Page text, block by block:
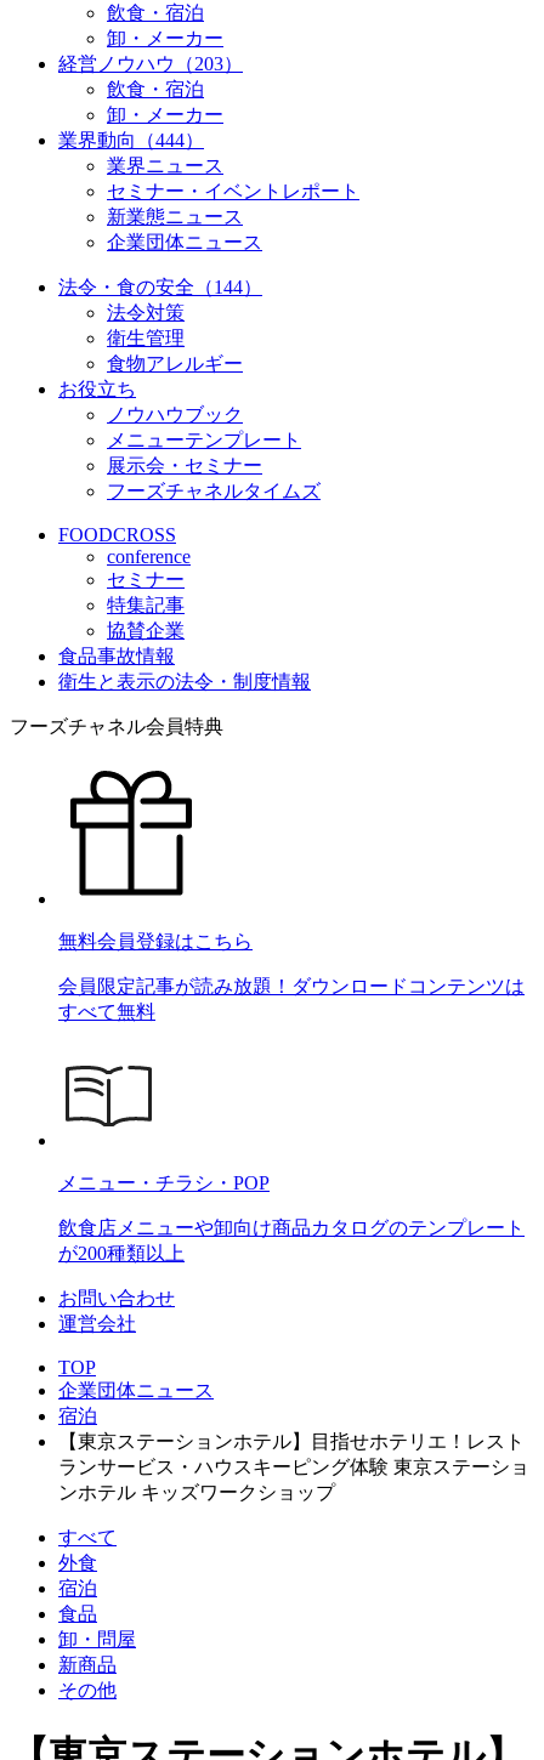
飲食・宿泊
卸・メーカー
経営ノウハウ（203）
飲食・宿泊
卸・メーカー
業界動向（444）
業界ニュース
セミナー・イベントレポート
新業態ニュース
企業団体ニュース
法令・食の安全（144）
法令対策
衛生管理
食物アレルギー
お役立ち
ノウハウブック
メニューテンプレート
展示会・セミナー
フーズチャネルタイムズ
FOODCROSS
conference
セミナー
特集記事
協賛企業
食品事故情報
衛生と表示の法令・制度情報
フーズチャネル会員特典
無料会員登録はこちら
会員限定記事が読み放題！ダウンロードコンテンツは
すべて無料
メニュー・チラシ・POP
飲食店メニューや卸向け商品カタログのテンプレート
が200種類以上
お問い合わせ
運営会社
TOP
企業団体ニュース
宿泊
【東京ステーションホテル】目指せホテリエ！レスト
ランサービス・ハウスキーピング体験 東京ステーショ
ンホテル キッズワークショップ
すべて
外食
宿泊
食品
卸・問屋
新商品
その他